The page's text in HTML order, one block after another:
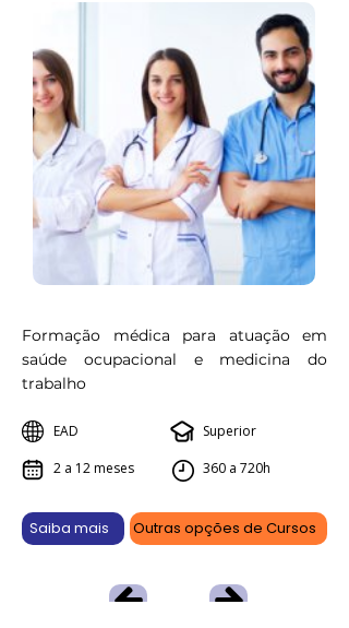
Formação médica para atuação em
saúde ocupacional e medicina do
trabalho
EAD
2 a 12 meses
Superior
360 a 720h
Saiba mais Outras opções de Cursos